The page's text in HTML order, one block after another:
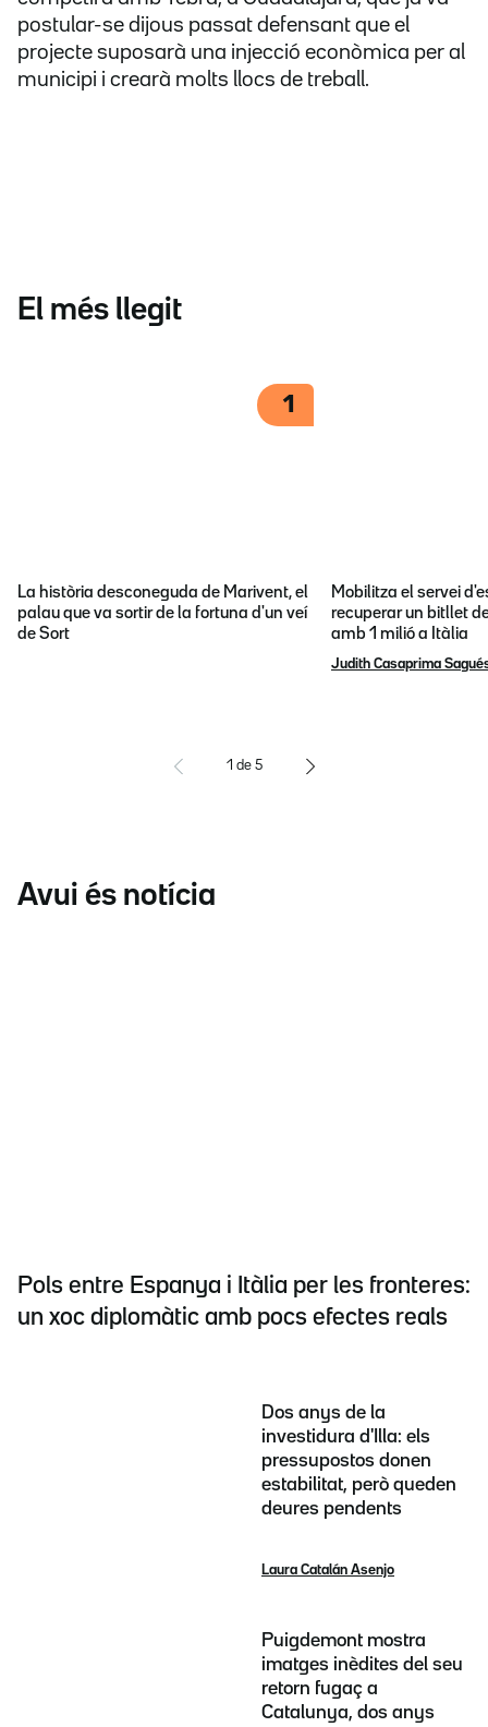
postular-se dijous passat defensant que el
projecte suposarà una injecció econòmica per al
municipi i crearà molts llocs de treball.
El més llegit
1
La història desconeguda de Marivent, el
palau que va sortir de la fortuna d'un veí
de Sort
Mobilitza el servei
recuperar un bitllet
amb 1 milió a Itàlia
Judith Casaprima
1 de 5
Avui és notícia
Pols entre Espanya i Itàlia per les fronteres:
un xoc diplomàtic amb pocs efectes reals
Dos anys de la
investidura d'Illa: els
pressupostos donen
estabilitat, però queden
deures pendents
Laura Catalán Asenjo
Puigdemont mostra
imatges inèdites del seu
retorn fugaç a
Catalunya, dos anys